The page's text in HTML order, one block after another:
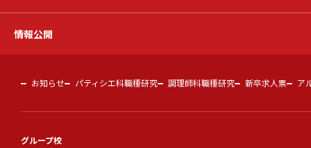
情報公開
お知らせ パティシエ科職種研究 調理師科職種研究 新卒求人票 ア
グループ校